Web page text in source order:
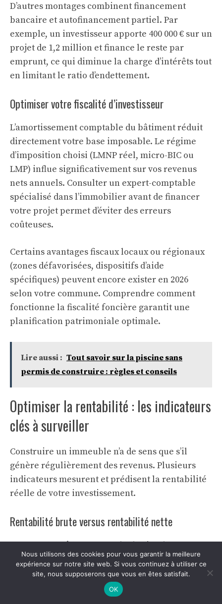
D’autres montages combinent financement
bancaire et autofinancement partiel. Par
exemple, un investisseur apporte 400 000 € sur un
projet de 1,2 million et finance le reste par
emprunt, ce qui diminue la charge d’intérêts tout
en limitant le ratio d’endettement.
Optimiser votre fiscalité d’investisseur
L’amortissement comptable du bâtiment réduit
directement votre base imposable. Le régime
d’imposition choisi (LMNP réel, micro-BIC ou
LMP) influe significativement sur vos revenus
nets annuels. Consulter un expert-comptable
spécialisé dans l’immobilier avant de financer
votre projet permet d’éviter des erreurs
coûteuses.
Certains avantages fiscaux locaux ou régionaux
(zones défavorisées, dispositifs d’aide
spécifiques) peuvent encore exister en 2026
selon votre commune. Comprendre comment
fonctionne la fiscalité foncière garantit une
planification patrimoniale optimale.
Lire aussi : Tout savoir sur la piscine sans
permis de construire : règles et conseils
Optimiser la rentabilité : les indicateurs
clés à surveiller
Construire un immeuble n’a de sens que s’il
génère régulièrement des revenus. Plusieurs
indicateurs mesurent et prédisent la rentabilité
réelle de votre investissement.
Rentabilité brute versus rentabilité nette
La rentabilité brutese calcule simplement :
loyers annuels divisés par le coût d’achat du
terrain + coûts de construction. Un immeuble
générant 86 400 € de loyers pour un coût total de
Estimez votre terrain →
Nous utilisons des cookies pour vous garantir la meilleure
expérience sur notre site web. Si vous continuez à utiliser ce
site, nous supposerons que vous en êtes satisfait.
OK